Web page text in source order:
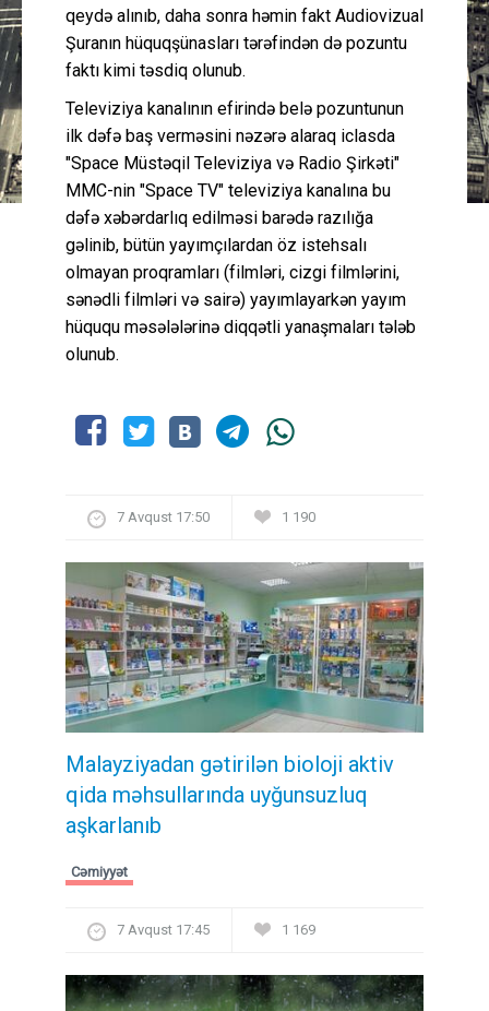
qeydə alınıb, daha sonra həmin fakt Audiovizual
Şuranın hüquqşünasları tərəfindən də pozuntu
faktı kimi təsdiq olunub.
Televiziya kanalının efirində belə pozuntunun
ilk dəfə baş verməsini nəzərə alaraq iclasda
"Space Müstəqil Televiziya və Radio Şirkəti"
MMC-nin "Space TV" televiziya kanalına bu
dəfə xəbərdarlıq edilməsi barədə razılığa
gəlinib, bütün yayımçılardan öz istehsalı
olmayan proqramları (filmləri, cizgi filmlərini,
sənədli filmləri və sairə) yayımlayarkən yayım
hüququ məsələlərinə diqqətli yanaşmaları tələb
olunub.
7 Avqust 17:50 1 190
Malayziyadan gətirilən bioloji aktiv
qida məhsullarında uyğunsuzluq
aşkarlanıb
Cəmiyyət
7 Avqust 17:45 1 169